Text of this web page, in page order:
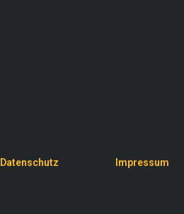
Datenschutz Impressum